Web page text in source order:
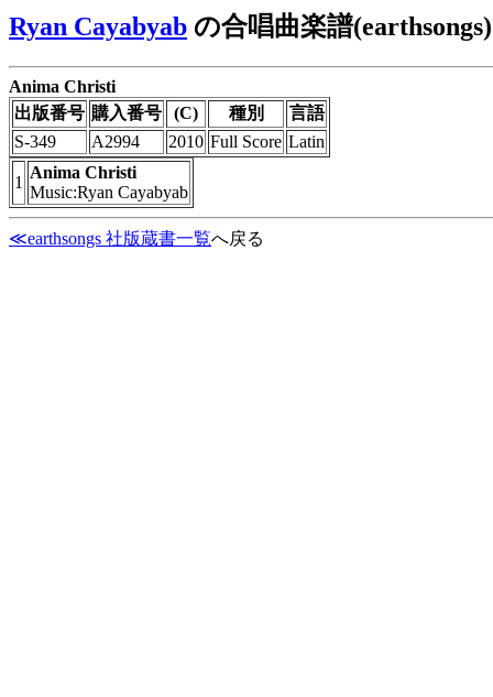
Ryan Cayabyab の合唱曲楽譜(earthsongs)
Anima Christi
出版番号 購入番号 (C) 種別
言語
S-349
A2994 2010 Full Score Latin
1
Anima Christi
Music:Ryan Cayabyab
≪earthsongs 社版蔵書一覧へ戻る